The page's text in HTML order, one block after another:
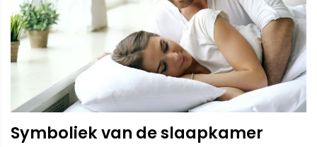
Symboliek van de slaapkamer